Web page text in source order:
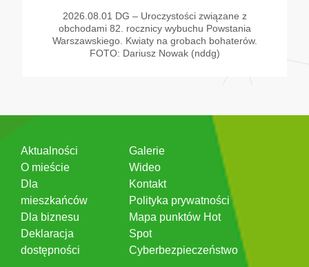
2026.08.01 DG – Uroczystości związane z
obchodami 82. rocznicy wybuchu Powstania
Warszawskiego. Kwiaty na grobach bohaterów.
FOTO: Dariusz Nowak (nddg)
Aktualności
O mieście
Dla
mieszkańców
Dla biznesu
Deklaracja
dostępności
Galerie
Wideo
Kontakt
Polityka prywatności
Mapa punktów Hot
Spot
Cyberbezpieczeństwo